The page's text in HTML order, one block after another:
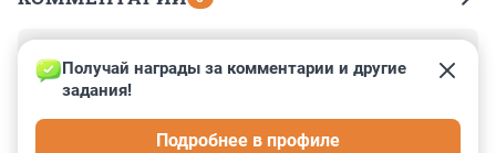
14 января 2025, 04:53
Очередные прыгающие под поезд попались или
токоприемники перегружены были из-за непогоды на
Получай награды за комментарии и другие
задания!
Подробнее в профиле